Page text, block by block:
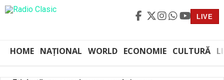
LIVE
HOME NAȚIONAL WORLD ECONOMIE CULTURĂ